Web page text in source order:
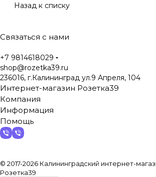
Назад к списку
Связаться с нами
+7 9814618029
shop@rozetka39.ru
236016, г.Калининград ул.9 Апреля, 104
Интернет-магазин Розетка39
Компания
Информация
Помощь
© 2017-2026 Калининградский интернет-
Розетка39